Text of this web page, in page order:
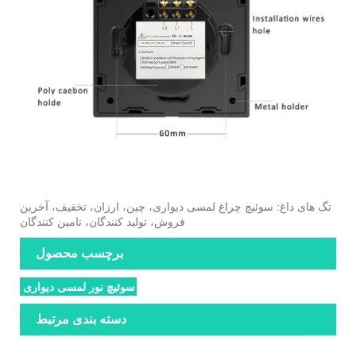
تگ های داغ: سوئیچ چراغ لمسی دیواری، چین، ارزان، تخفیف، آخرین
فروش، تولید کنندگان، تامین کنندگان
برچسب محصول
سوئیچ نور لمسی دیواری
دسته بندی مرتبط